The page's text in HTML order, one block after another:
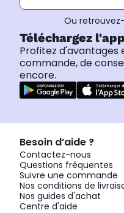
Ou
Téléchargez
Profitez d'avantages
commande, de
encore.
Besoin d’aide ?
Contactez-nous
Questions fréquentes
Suivre une commande
Nos conditions de
Nos guides d'achat
Centre d'aide